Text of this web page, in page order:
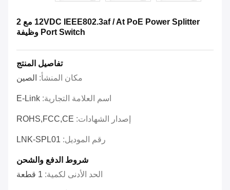
12VDC IEEE802.3af / At PoE Power Splitter مع 2
Port Switch وظيفة
تفاصيل المنتج
مكان المنشأ: الصين
اسم العلامة التجارية: E-Link
إصدار الشهادات: ROHS,FCC,CE
رقم الموديل: LNK-SPL01
شروط الدفع والشحن
الحد الأدنى لكمية: 1 قطعة